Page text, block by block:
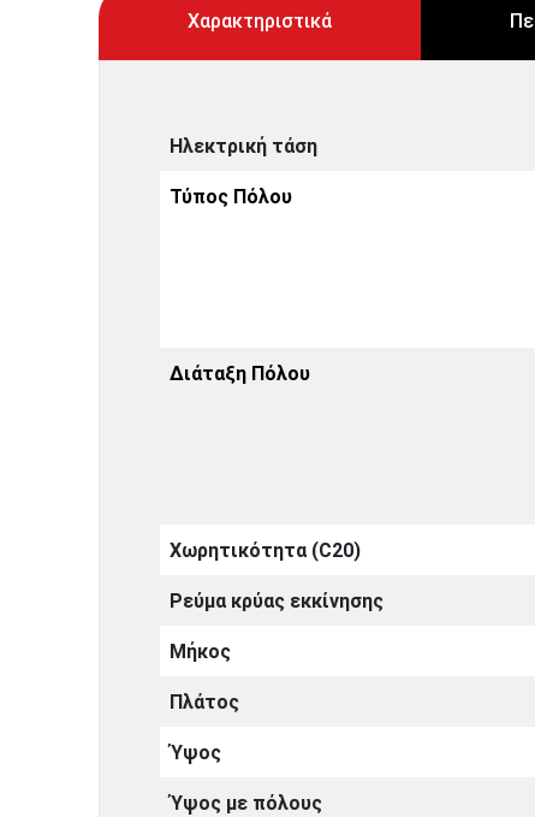
Χαρακτηριστικά
Ηλεκτρική τάση
Τύπος Πόλου
Διάταξη Πόλου
Χωρητικότητα (C20)
Ρεύμα κρύας εκκίνησης
Μήκος
Πλάτος
Ύψος
Ύψος με πόλους